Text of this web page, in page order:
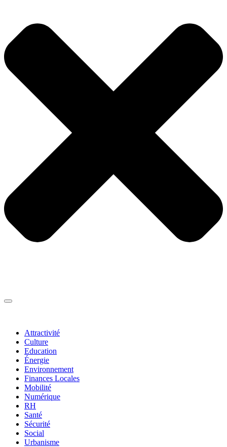
Attractivité
Culture
Education
Énergie
Environnement
Finances Locales
Mobilité
Numérique
RH
Santé
Sécurité
Social
Urbanisme